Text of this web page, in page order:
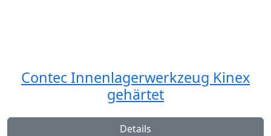
Contec Innenlagerwerkzeug Kinex
gehärtet
Details